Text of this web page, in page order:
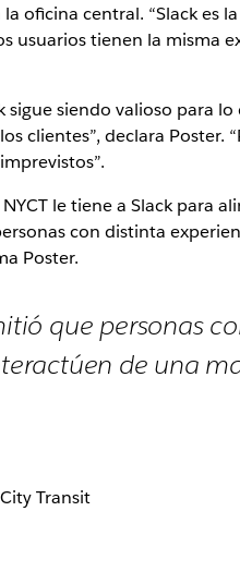
oficina central. “Slack es
tienen la misma
siendo valioso para
clientes”, declara Poster.
le tiene a Slack para
con distinta
Poster.
que personas
de una
Transit